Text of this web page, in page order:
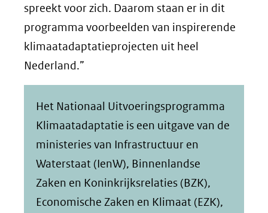
spreekt voor zich. Daarom staan er in dit
programma voorbeelden van inspirerende
klimaatadaptatieprojecten uit heel
Nederland.”
Het Nationaal Uitvoeringsprogramma
Klimaatadaptatie is een uitgave van de
ministeries van Infrastructuur en
Waterstaat (IenW), Binnenlandse
Zaken en Koninkrijksrelaties (BZK),
Economische Zaken en Klimaat (EZK),